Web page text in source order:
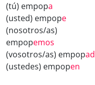
(tú) empopa
(usted) empope
(nosotros/as)
empopemos
(vosotros/as) empopad
(ustedes) empopen